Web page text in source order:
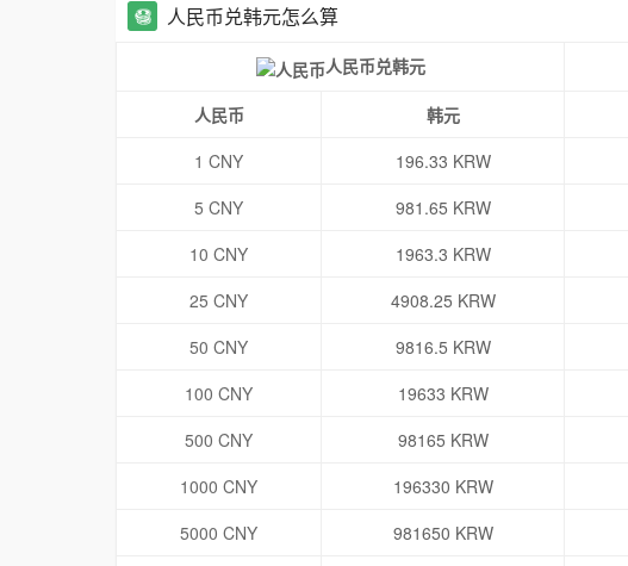
人民币兑韩元怎么算
人民币兑韩元
人民币 韩元
1 CNY
196.33 KRW
5 CNY
981.65 KRW
10 CNY
1963.3 KRW
25 CNY
4908.25 KRW
50 CNY
9816.5 KRW
100 CNY
19633 KRW
500 CNY
98165 KRW
1000 CNY
196330 KRW
5000 CNY
981650 KRW